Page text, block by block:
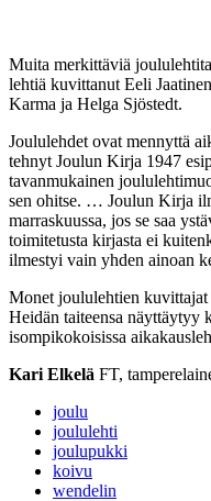
Muita merkittäviä
lehtiä kuvittanut Eeli
Karma ja Helga Sjöstedt.
Joululehdet ovat mennyttä
tehnyt Joulun Kirja 1947
tavanmukainen
sen ohitse. … Joulun Kirja
marraskuussa, jos se saa
toimitetusta kirjasta ei
ilmestyi vain yhden ainoan
Monet joululehtien
Heidän taiteensa näyttäytyy
isompikokoisissa
Kari Elkelä FT,
joulu
joululehti
joulupukki
koivu
wendelin